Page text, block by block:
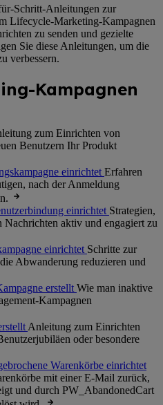
Schritt-Anleitungen zur
Lifecycle-Marketing-Kampagnen
zu senden und gezielte
Sie diese Anleitungen, um die
verbessern.
Kampagnen
zum Einrichten von
Benutzern Ihr Produkt
einrichtet Erfahren
nach der Anmeldung
einrichtet Strategien,
Nachrichten aktiv und engagiert zu
einrichtet Schritte zur
Abwanderung reduzieren und
erstellt Wie man inaktive
Kampagnen
Anleitung zum Einrichten
oder besondere
Warenkörbe einrichtet
mit einer E-Mail zurück,
und durch PW_AbandonedCart